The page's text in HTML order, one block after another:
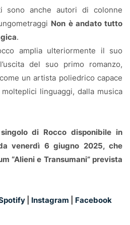
sono anche autori di colonne
Non è andato tutto
.
amplia ulteriormente il suo
del suo primo romanzo,
un artista poliedrico capace
linguaggi, dalla musica
singolo di Rocco disponibile in
venerdì 6 giugno 2025, che
“Alieni e Transumani” prevista
Instagram Facebook